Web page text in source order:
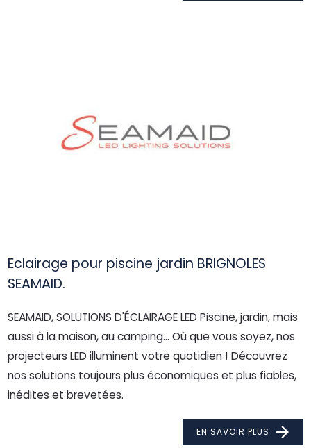
Eclairage pour piscine jardin BRIGNOLES
SEAMAID.
SEAMAID, SOLUTIONS D'ÉCLAIRAGE LED Piscine, jardin, mais
aussi à la maison, au camping… Où que vous soyez, nos
projecteurs LED illuminent votre quotidien ! Découvrez
nos solutions toujours plus économiques et plus fiables,
inédites et brevetées.
EN SAVOIR PLUS